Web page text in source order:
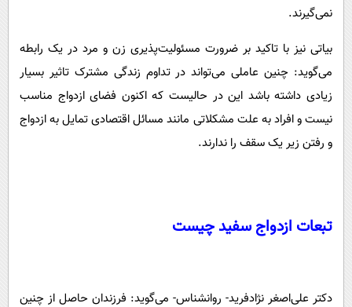
نمی‌گیرند.
بیاتی نیز با تاکید بر ضرورت مسئولیت‌پذیری زن و مرد در یک رابطه
می‌گوید: چنین عاملی می‌تواند در تداوم زندگی مشترک تاثیر بسیار
زیادی داشته باشد این در حالیست که اکنون فضای ازدواج مناسب
نیست و افراد به علت مشکلاتی مانند مسائل اقتصادی تمایل به ازدواج
و رفتن زیر یک سقف را ندارند.
تبعات ازدواج سفید چیست
دکتر علی‌اصغر نژادفرید- روانشناس- می‌گوید: فرزندان حاصل از چنین